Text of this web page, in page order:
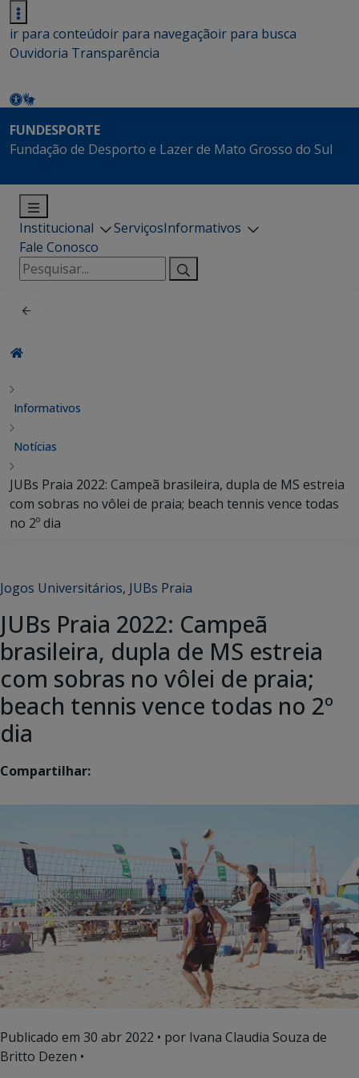
ir para conteúdoir para navegaçãoir para busca
Ouvidoria Transparência
FUNDESPORTE
Fundação de Desporto e Lazer de Mato Grosso do Sul
Institucional ServiçosInformativos
Fale Conosco
Pesquisar
por:
Informativos
Notícias
JUBs Praia 2022: Campeã brasileira, dupla de MS estreia
com sobras no vôlei de praia; beach tennis vence todas
no 2º dia
Jogos Universitários, JUBs Praia
JUBs Praia 2022: Campeã
brasileira, dupla de MS estreia
com sobras no vôlei de praia;
beach tennis vence todas no 2º
dia
Compartilhar:
Publicado em 30 abr 2022 • por Ivana Claudia Souza de
Britto Dezen •